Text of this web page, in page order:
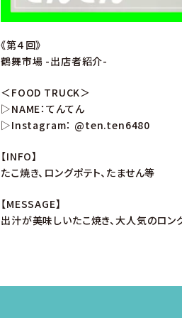
《第４回》
鶴舞市場 -出店者紹介-
＜FOOD TRUCK＞
▷NAME：てんてん
▷Instagram： @ten.ten6480
【INFO】
たこ焼き、ロングポテト、たません等
【MESSAGE】
出汁が美味しいたこ焼き、大人気のロン